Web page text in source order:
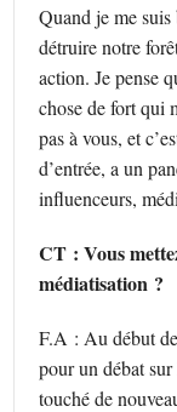
Quand je me
détruire notre
action. Je pense
chose de fort qui
pas à vous, et
d’entrée, a un
influenceurs,
CT : Vous
médiatisation ?
F.A : Au début
pour un débat
touché de